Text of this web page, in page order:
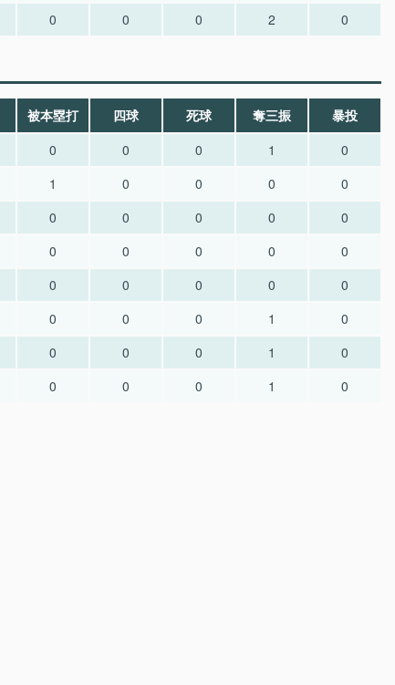
0 0 0 2 0
被本塁打 四球 死球 奪三振
暴投
0 0 0 1
0
1 0 0 0
0
0 0 0 0
0
0 0 0 0
0
0 0 0 0
0
0 0 0 1
0
0 0 0 1
0
0 0 0 1 0